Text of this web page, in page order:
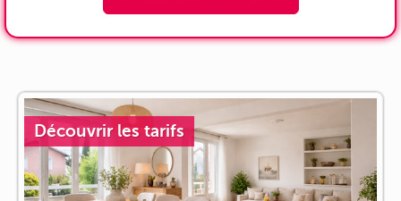
Découvrir les tarifs